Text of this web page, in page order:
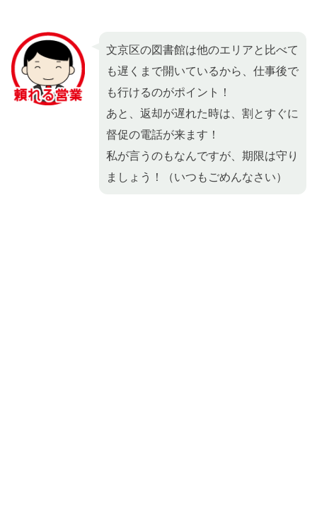
文京区の図書館は他のエリアと比べて
も遅くまで開いているから、仕事後で
も行けるのがポイント！
あと、返却が遅れた時は、割とすぐに
督促の電話が来ます！
私が言うのもなんですが、期限は守り
ましょう！（いつもごめんなさい）